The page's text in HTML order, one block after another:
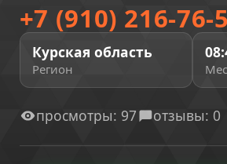
просмотры: 97 отзывы: 0
+7 (910) 216-76-
Курская область
Регион